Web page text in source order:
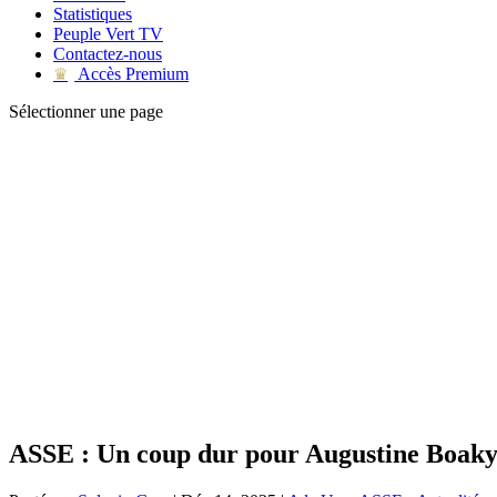
Statistiques
Peuple Vert TV
Contactez-nous
♛
Accès Premium
Sélectionner une page
ASSE : Un coup dur pour Augustine